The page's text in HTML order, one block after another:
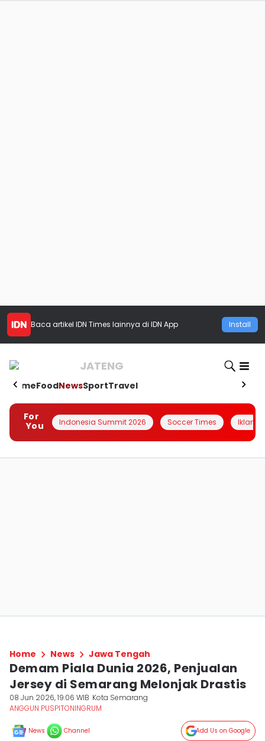
Baca artikel IDN Times lainnya di IDN App Install
JATENG
HomeFoodNewsSportTravel
For
You
Indonesia Summit 2026 Soccer Times Iklanin
Home News Jawa Tengah
Demam Piala Dunia 2026, Penjualan
Jersey di Semarang Melonjak Drastis
08 Jun 2026, 19:06 WIB Kota Semarang
ANGGUN PUSPITONINGRUM
News Channel Add Us on Google